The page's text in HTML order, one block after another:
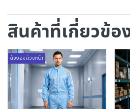
สินค้าที่เกี่ยวข้อ
สั่งจองล่วงหน้า